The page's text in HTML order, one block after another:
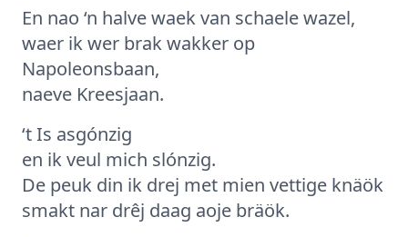
En nao ‘n halve waek van schaele wazel,
waer ik wer brak wakker op
Napoleonsbaan,
naeve Kreesjaan.
‘t Is asgónzig
en ik veul mich slónzig.
De peuk din ik drej met mien vettige knäök
smakt nar drêj daag aoje bräök.